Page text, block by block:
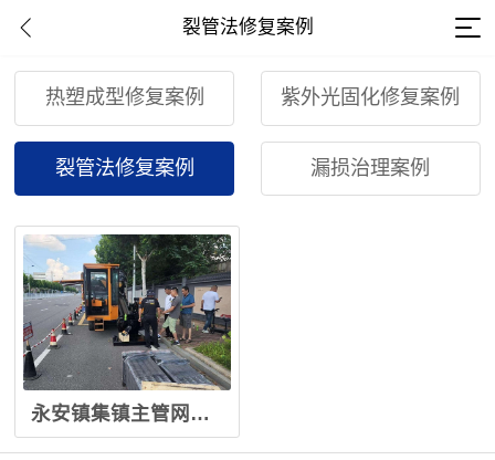
裂管法修复案例
热塑成型修复案例 紫外光固化修复案例
裂管法修复案例 漏损治理案例
永安镇集镇主管网修复（一期）、（二期）建设项目